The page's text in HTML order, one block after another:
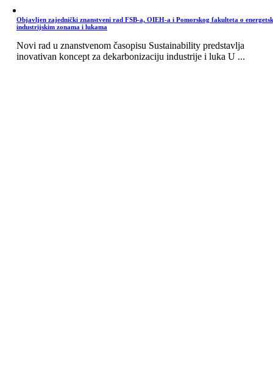
Objavljen zajednički znanstveni rad FSB-a, OIEH-a i Pomorskog fakulteta o
industrijskim zonama i lukama
Novi rad u znanstvenom časopisu Sustainability predstavlja
inovativan koncept za dekarbonizaciju industrije i luka U ...